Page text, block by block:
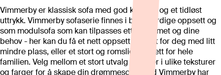
Vimmerby er klassisk sofa med god komfort og et tidløst
uttrykk. Vimmerby sofaserie finnes i både ferdige oppsett og
som modulsofa som kan tilpasses etter rommet og dine
behov - her kan du få et nett oppsett perfekt for deg med litt
mindre plass, eller et stort og romslig oppsett for hele
familien. Velg mellom et stort utvalg tekstiler i ulike teksturer
og farger for å skape din drømmesofa. Med Vimmerby har